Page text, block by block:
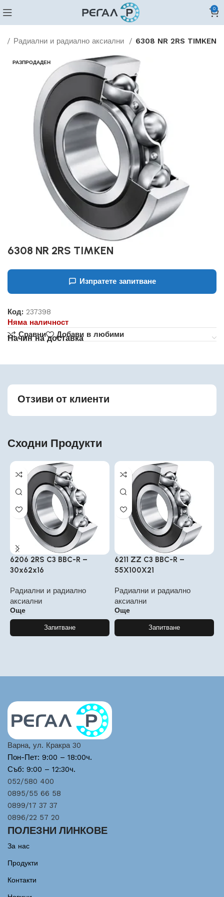
0
Радиални и радиално аксиални 6308 NR 2RS TIMKEN
РАЗПРОДАДЕН
6308 NR 2RS TIMKEN
Изпратете запитване
Код:237398
Няма наличност
Сравни
Добави в любими
Начин на доставка
Отзиви от клиенти
Сходни Продукти
6206 2RS C3 BBC-R –
30x62x16
Радиални и радиално
аксиални
Още
Запитване
6211 ZZ C3 BBC-R –
55X100X21
Радиални и радиално
аксиални
Още
Запитване
Варна, ул. Кракра 30
Пон-Пет: 9:00 – 18:00ч.
Съб: 9:00 – 12:30ч.
052/580 400
0895/55 66 58
0899/17 37 37
0896/22 57 20
ПОЛЕЗНИ ЛИНКОВЕ
За нас
Продукти
Контакти